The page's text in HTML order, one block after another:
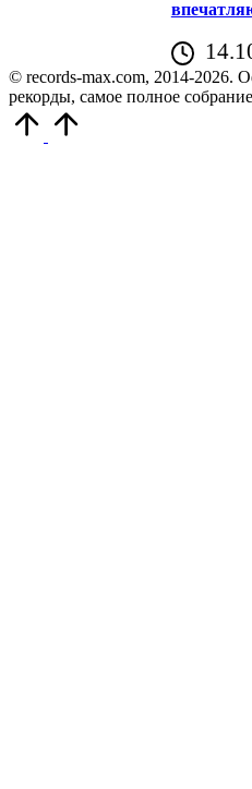
© records-max.com, 2014-2026.
рекорды, самое полное